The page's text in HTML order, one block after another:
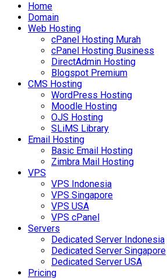
Home
Domain
Web Hosting
cPanel Hosting Murah
cPanel Hosting Business
DirectAdmin Hosting
Blogspot Premium
CMS Hosting
WordPress Hosting
Moodle Hosting
OJS Hosting
SLiMS Library
Email Hosting
Basic Email Hosting
Zimbra Mail Hosting
VPS
VPS Indonesia
VPS Singapore
VPS USA
VPS cPanel
Servers
Dedicated Server Indonesia
Dedicated Server Singapore
Dedicated Server USA
Pricing